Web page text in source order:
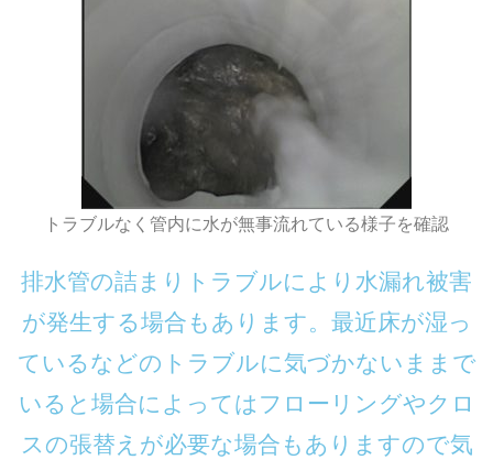
トラブルなく管内に水が無事流れている様子を確認
排水管の詰まりトラブルにより水漏れ被害
が発生する場合もあります。最近床が湿っ
ているなどのトラブルに気づかないままで
いると場合によってはフローリングやクロ
スの張替えが必要な場合もありますので気